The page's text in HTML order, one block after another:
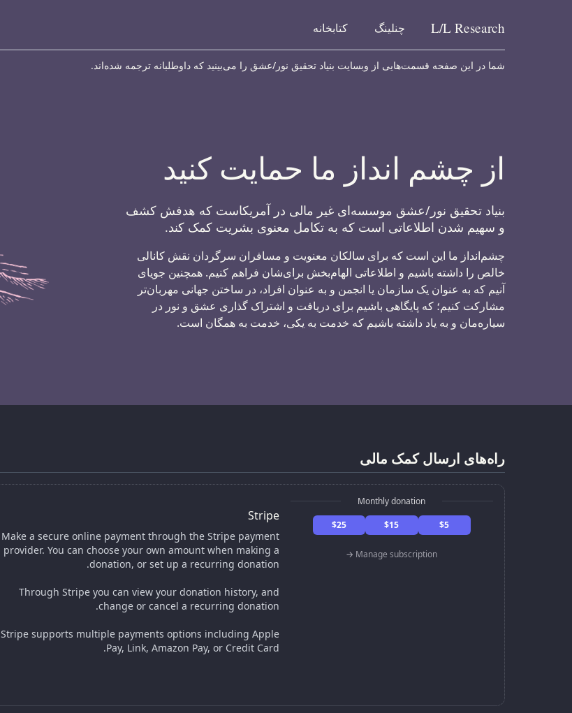
Skip to content
L/L Research چنلینگ کتابخانه
شما در این صفحه قسمت‌هایی از وبسایت بنیاد تحقیق نور/عشق را می‌بینید که داوطلبانه ترجمه شده‌اند.
از چشم انداز ما حمایت کنید
بنیاد تحقیق نور/عشق موسسه‌ای غیر مالی در آمریکاست که هدفش کشف
و سهیم شدن اطلاعاتی است که به تکامل معنوی بشریت کمک کند.
چشم‌انداز ما این است که برای سالکان معنویت و مسافران سرگردان نقش کانالی
خالص را داشته باشیم و اطلاعاتی الهام‌بخش برای‌شان فراهم کنیم. همچنین جویای
آنیم که به عنوان یک سازمان یا انجمن و به عنوان افراد، در ساختن جهانی مهربان‌تر
مشارکت کنیم؛ که پایگاهی باشیم برای دریافت و اشتراک گذاری عشق و نور در
سیاره‌مان و به یاد داشته باشیم که خدمت به یکی، خدمت به همگان است.
راه‌های ارسال کمک مالی
Monthly donation
$5
$15
$25
Manage subscription →
Stripe
Make a secure online payment through the Stripe payment
provider. You can choose your own amount when making a
donation, or set up a recurring donation.
Through Stripe you can view your donation history, and
change or cancel a recurring donation.
Stripe supports multiple payments options including Apple
Pay, Link, Amazon Pay, or Credit Card.